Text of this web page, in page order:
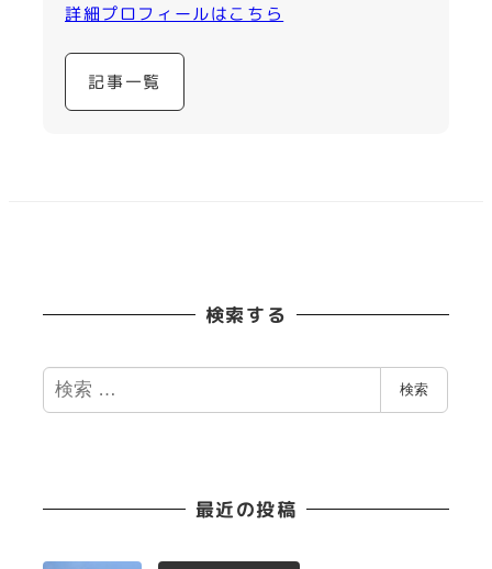
詳細プロフィールはこちら
記事一覧
検索する
検
索
検索
最近の投稿